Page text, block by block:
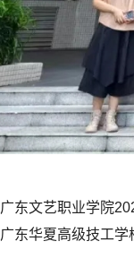
广东文艺职业学院
广东华夏高级技工